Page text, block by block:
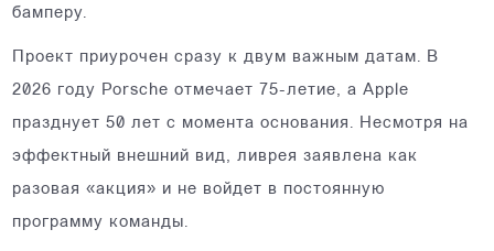
бамперу.
Проект приурочен сразу к двум важным датам. В
2026 году Porsche отмечает 75-летие, а Apple
празднует 50 лет с момента основания. Несмотря на
эффектный внешний вид, ливрея заявлена как
разовая «акция» и не войдет в постоянную
программу команды.